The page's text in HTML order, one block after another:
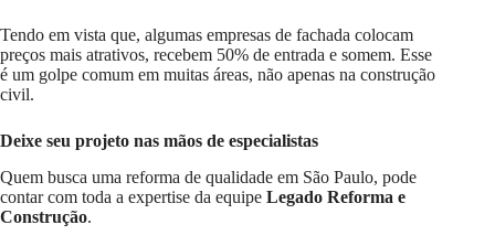
Tendo em vista que, algumas empresas de fachada colocam
preços mais atrativos, recebem 50% de entrada e somem. Esse
é um golpe comum em muitas áreas, não apenas na construção
civil.
Deixe seu projeto nas mãos de especialistas
Quem busca uma reforma de qualidade em São Paulo, pode
contar com toda a expertise da equipe Legado Reforma e
Construção.